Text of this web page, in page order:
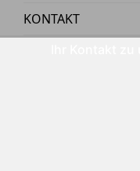
KONTAKT